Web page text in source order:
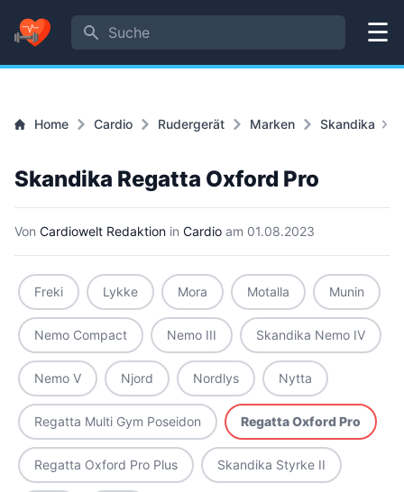
Suche
Menü
Home Cardio Rudergerät Marken Skandika
Skandika Regatta Oxford Pro
Von Cardiowelt Redaktion in Cardio am 01.08.2023
Freki Lykke Mora Motalla Munin
Nemo Compact Nemo III Skandika Nemo IV
Nemo V Njord Nordlys Nytta
Regatta Multi Gym Poseidon Regatta Oxford Pro
Regatta Oxford Pro Plus Skandika Styrke II